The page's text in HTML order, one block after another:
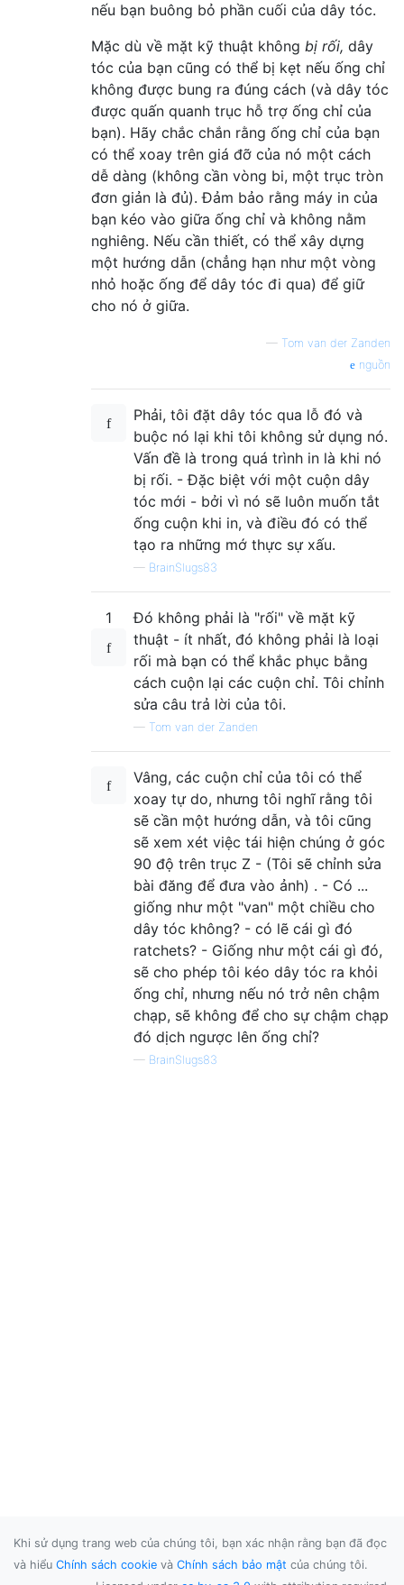
nếu bạn buông bỏ phần cuối của dây tóc.
Mặc dù về mặt kỹ thuật không bị rối, dây
tóc của bạn cũng có thể bị kẹt nếu ống chỉ
không được bung ra đúng cách (và dây tóc
được quấn quanh trục hỗ trợ ống chỉ của
bạn). Hãy chắc chắn rằng ống chỉ của bạn
có thể xoay trên giá đỡ của nó một cách
dễ dàng (không cần vòng bi, một trục tròn
đơn giản là đủ). Đảm bảo rằng máy in của
bạn kéo vào giữa ống chỉ và không nằm
nghiêng. Nếu cần thiết, có thể xây dựng
một hướng dẫn (chẳng hạn như một vòng
nhỏ hoặc ống để dây tóc đi qua) để giữ
cho nó ở giữa.
— Tom van der Zanden
nguồn
Phải, tôi đặt dây tóc qua lỗ đó và
buộc nó lại khi tôi không sử dụng nó.
Vấn đề là trong quá trình in là khi nó
bị rối. - Đặc biệt với một cuộn dây
tóc mới - bởi vì nó sẽ luôn muốn tắt
ống cuộn khi in, và điều đó có thể
tạo ra những mớ thực sự xấu.
— BrainSlugs83
1
Đó không phải là "rối" về mặt kỹ
thuật - ít nhất, đó không phải là loại
rối mà bạn có thể khắc phục bằng
cách cuộn lại các cuộn chỉ. Tôi chỉnh
sửa câu trả lời của tôi.
— Tom van der Zanden
Vâng, các cuộn chỉ của tôi có thể
xoay tự do, nhưng tôi nghĩ rằng tôi
sẽ cần một hướng dẫn, và tôi cũng
sẽ xem xét việc tái hiện chúng ở góc
90 độ trên trục Z - (Tôi sẽ chỉnh sửa
bài đăng để đưa vào ảnh) . - Có ...
giống như một "van" một chiều cho
dây tóc không? - có lẽ cái gì đó
ratchets? - Giống như một cái gì đó,
sẽ cho phép tôi kéo dây tóc ra khỏi
ống chỉ, nhưng nếu nó trở nên chậm
chạp, sẽ không để cho sự chậm chạp
đó dịch ngược lên ống chỉ?
— BrainSlugs83
Khi sử dụng trang web của chúng tôi, bạn xác nhận rằng bạn đã đọc
và hiểu Chính sách cookie và Chính sách bảo mật của chúng tôi.